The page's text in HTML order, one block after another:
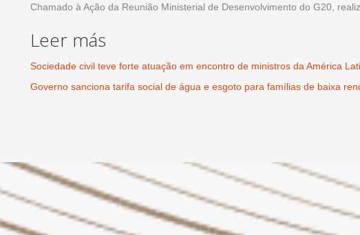
Chamado à Ação da Reunião Ministerial de Desenvolvimento do G20,
Leer más
Sociedade civil teve forte atuação em encontro de ministros da América
Governo sanciona tarifa social de água e esgoto para famílias de baixa